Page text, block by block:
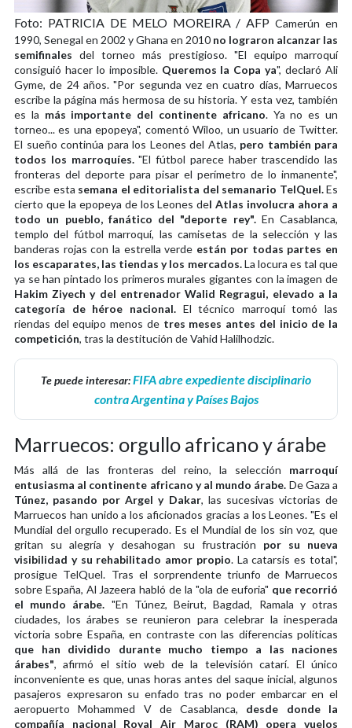
Foto: PATRICIA DE MELO MOREIRA / AFP Camerún en
1990, Senegal en 2002 y Ghana en 2010 no lograron alcanzar las
semifinales del torneo más prestigioso. "El equipo marroquí
consiguió hacer lo imposible. Queremos la Copa ya", declaró Ali
Gyme, de 24 años. "Por segunda vez en cuatro días, Marruecos
escribe la página más hermosa de su historia. Y esta vez, también
es la más importante del continente africano. Ya no es un
torneo... es una epopeya", comentó Wiloo, un usuario de Twitter.
El sueño continúa para los Leones del Atlas, pero también para
todos los marroquíes."El fútbol parece haber trascendido las
fronteras del deporte para pisar el perímetro de lo inmanente",
escribe esta semana el editorialista del semanario TelQuel.Es
cierto que la epopeya de los Leones del Atlas involucra ahora a
todo un pueblo, fanático del "deporte rey".En Casablanca,
templo del fútbol marroquí, las camisetas de la selección y las
banderas rojas con la estrella verde están por todas partes en
los escaparates, las tiendas y los mercados.La locura es tal que
ya se han pintado los primeros murales gigantes con la imagen de
Hakim Ziyech y del entrenador Walid Regragui, elevado a la
categoría de héroe nacional.El técnico marroquí tomó las
riendas del equipo menos detres meses antes del inicio de la
competición, tras la destitución de Vahid Halilhodzic.
Te puede interesar:FIFA abre expediente disciplinario
contra Argentina y Países Bajos
Marruecos: orgullo africano y árabe
Más allá de las fronteras del reino, la selección marroquí
entusiasma al continente africano y al mundo árabe. De Gaza a
Túnez, pasando por Argel y Dakar, las sucesivas victorias de
Marruecos han unido a los aficionados gracias a los Leones. "Es el
Mundial del orgullo recuperado. Es el Mundial de los sin voz, que
gritan su alegría y desahogan su frustración por su nueva
visibilidad y su rehabilitado amor propio. La catarsis es total",
prosigue TelQuel. Tras el sorprendente triunfo de Marruecos
sobre España, Al Jazeera habló de la "ola de euforia" que recorrió
el mundo árabe. "En Túnez, Beirut, Bagdad, Ramala y otras
ciudades, los árabes se reunieron para celebrar la inesperada
victoria sobre España, en contraste con las diferencias políticas
que han dividido durante mucho tiempo a las naciones
árabes", afirmó el sitio web de la televisión catarí. El único
inconveniente es que, unas horas antes del saque inicial, algunos
pasajeros expresaron su enfado tras no poder embarcar en el
aeropuerto Mohammed V de Casablanca, desde donde la
compañía nacional Royal Air Maroc (RAM) opera vuelos